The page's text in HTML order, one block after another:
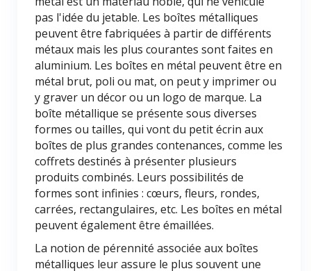
pas l'idée du jetable. Les boîtes métalliques
peuvent être fabriquées à partir de différents
métaux mais les plus courantes sont faites en
aluminium. Les boîtes en métal peuvent être en
métal brut, poli ou mat, on peut y imprimer ou
y graver un décor ou un logo de marque. La
boîte métallique se présente sous diverses
formes ou tailles, qui vont du petit écrin aux
boîtes de plus grandes contenances, comme les
coffrets destinés à présenter plusieurs
produits combinés. Leurs possibilités de
formes sont infinies : cœurs, fleurs, rondes,
carrées, rectangulaires, etc. Les boîtes en métal
peuvent également être émaillées.
La notion de pérennité associée aux boîtes
métalliques leur assure le plus souvent une